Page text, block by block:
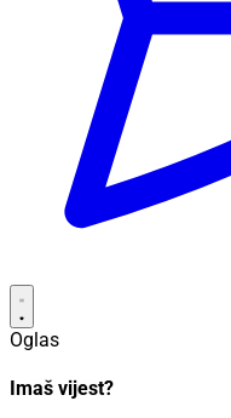
Oglas
Imaš vijest?